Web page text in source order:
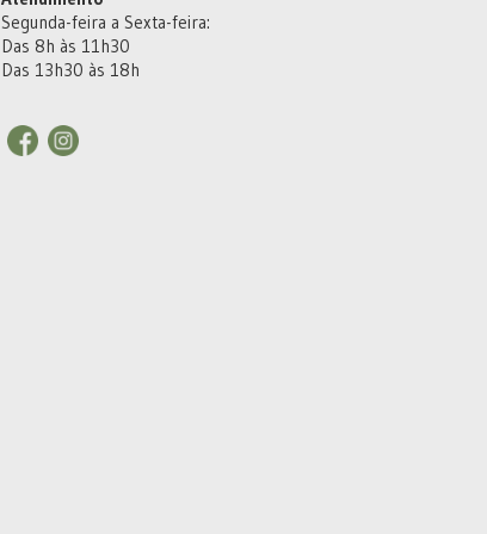
Segunda-feira a Sexta-feira:
Das 8h às 11h30
Das 13h30 às 18h